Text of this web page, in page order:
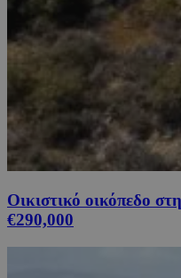
Οικιστικό οικόπεδο
€290,000